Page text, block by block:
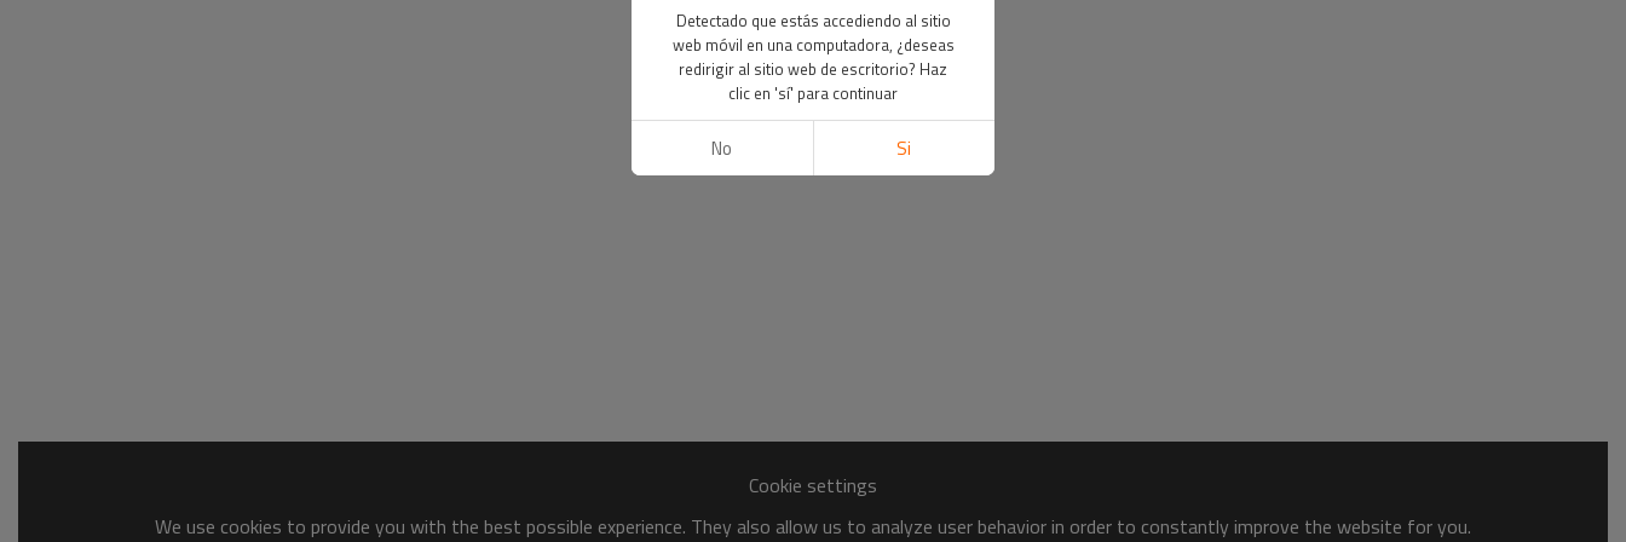
Cookie settings
We use cookies to provide you with the best possible experience. They also allow us to analyze user behavior in order to constantly improve the website for you.
Detectado que estás accediendo al sitio
web móvil en una computadora, ¿deseas
redirigir al sitio web de escritorio? Haz
clic en 'sí' para continuar
No Si